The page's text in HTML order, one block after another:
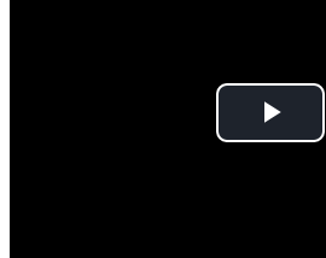
Play